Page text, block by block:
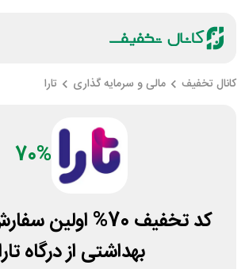
کانال تخفیف مالی و سرمایه گذاری تارا
70%
کد تخفیف 70%
بهداشتی از درگاه